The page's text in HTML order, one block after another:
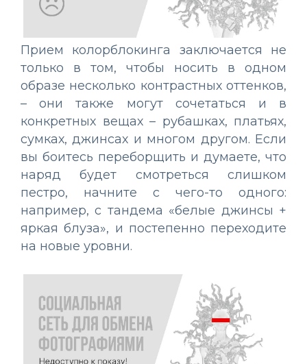
Прием колорблокинга заключается не
только в том, чтобы носить в одном
образе несколько контрастных оттенков,
– они также могут сочетаться и в
конкретных вещах – рубашках, платьях,
сумках, джинсах и многом другом. Если
вы боитесь переборщить и думаете, что
наряд будет смотреться слишком
пестро, начните с чего-то одного:
например, с тандема «белые джинсы +
яркая блуза», и постепенно переходите
на новые уровни.